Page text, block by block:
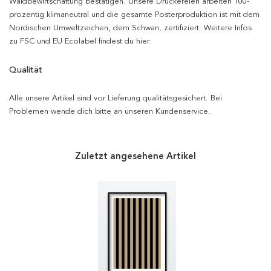
prozentig klimaneutral und die gesamte Posterproduktion ist mit dem
Nordischen Umweltzeichen, dem Schwan, zertifiziert. Weitere Infos
zu FSC und EU Ecolabel findest du hier.
Qualität
Alle unsere Artikel sind vor Lieferung qualitätsgesichert. Bei
Problemen wende dich bitte an unseren Kundenservice.
Zuletzt angesehene Artikel